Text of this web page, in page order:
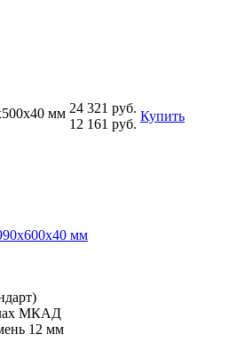
мм 24 321 руб.
12 161 руб.
Купить
мм
МКАД
12 мм